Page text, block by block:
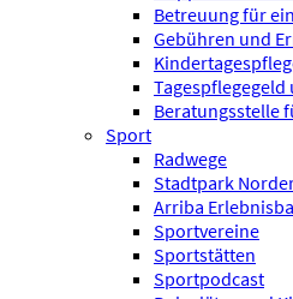
Betreuung für
Gebühren und
Beratungsstelle
Sport
Radwege
Stadtpark
Arriba
Sportvereine
Sportstätten
Sportpodcast